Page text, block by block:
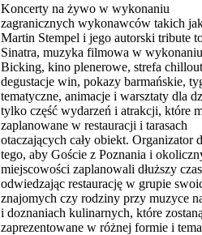
Koncerty na żywo w wykonaniu
zagranicznych wykonawców takich
Martin Stempel i jego autorski tribute
Sinatra, muzyka filmowa w
Bicking, kino plenerowe, strefa
degustacje win, pokazy barmańskie,
tematyczne, animacje i warsztaty dla
tylko część wydarzeń i atrakcji, które
zaplanowane w restauracji i tarasach
otaczających cały obiekt. Organizator
tego, aby Goście z Poznania i
miejscowości zaplanowali dłuższy czas
odwiedzając restaurację w grupie
znajomych czy rodziny przy muzyce
i doznaniach kulinarnych, które
zaprezentowane w różnej formie i